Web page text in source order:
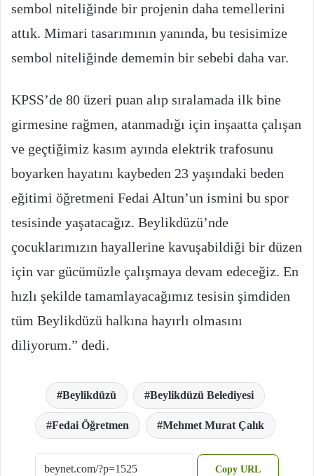
sembol niteliğinde bir projenin daha temellerini
attık. Mimari tasarımının yanında, bu tesisimize
sembol niteliğinde dememin bir sebebi daha var.
KPSS’de 80 üzeri puan alıp sıralamada ilk bine
girmesine rağmen, atanmadığı için inşaatta çalışan
ve geçtiğimiz kasım ayında elektrik trafosunu
boyarken hayatını kaybeden 23 yaşındaki beden
eğitimi öğretmeni Fedai Altun’un ismini bu spor
tesisinde yaşatacağız. Beylikdüzü’nde
çocuklarımızın hayallerine kavuşabildiği bir düzen
için var gücümüzle çalışmaya devam edeceğiz. En
hızlı şekilde tamamlayacağımız tesisin şimdiden
tüm Beylikdüzü halkına hayırlı olmasını
diliyorum.” dedi.
Beylikdüzü Beylikdüzü Belediyesi
Fedai Öğretmen Mehmet Murat Çalık
Copy URL